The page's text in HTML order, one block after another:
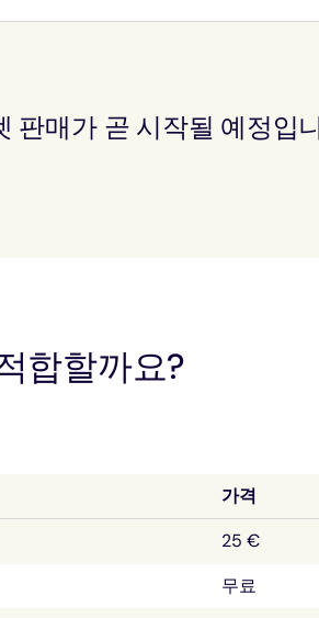
판매가 곧 시작될 예정입
합할까요?
가격
25 €
무료